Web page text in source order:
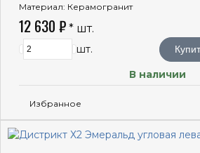
Материал: Керамогранит
12 630 ₽ * шт.
шт.
В наличии
Избранное